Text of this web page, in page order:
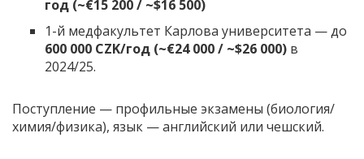
год (~€15 200 / ~$16 500)
1-й медфакультет Карлова университета — до
600 000 CZK/год (~€24 000 / ~$26 000) в
2024/25.
Поступление — профильные экзамены (биология/
химия/физика), язык — английский или чешский.